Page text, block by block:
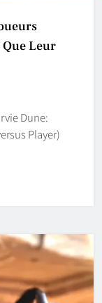
Que Leur
Dune:
Player)